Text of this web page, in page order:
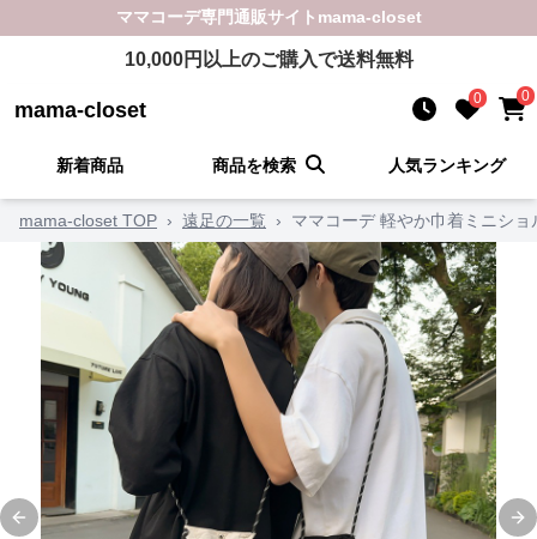
ママコーデ専門通販サイト mama-closet
10,000円以上のご購入で送料無料
mama-closet 0 0
新着商品 商品を検索 人気ランキング
mama-closet TOP › 遠足の一覧 › ママコーデ 軽やか巾着ミニショ
Previous slide